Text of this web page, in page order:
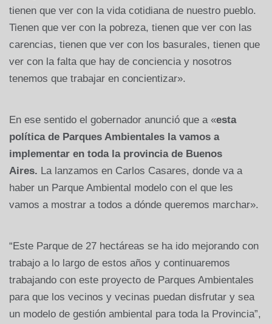
tienen que ver con la vida cotidiana de nuestro pueblo.
Tienen que ver con la pobreza, tienen que ver con las
carencias, tienen que ver con los basurales, tienen que
ver con la falta que hay de conciencia y nosotros
tenemos que trabajar en concientizar».
En ese sentido el gobernador anunció que a «esta
política de Parques Ambientales la vamos a
implementar en toda la provincia de Buenos
Aires. La lanzamos en Carlos Casares, donde va a
haber un Parque Ambiental modelo con el que les
vamos a mostrar a todos a dónde queremos marchar».
“Este Parque de 27 hectáreas se ha ido mejorando con
trabajo a lo largo de estos años y continuaremos
trabajando con este proyecto de Parques Ambientales
para que los vecinos y vecinas puedan disfrutar y sea
un modelo de gestión ambiental para toda la Provincia”,